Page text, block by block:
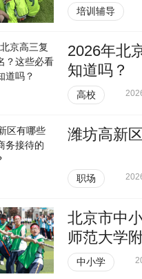
培训辅导
2026年北
知道吗？
高校
潍坊高新
职场
北京市中
师范大学
中小学